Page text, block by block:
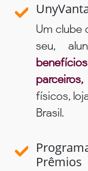
Um clube
seu,
físicos,
Brasil.
Prêmios